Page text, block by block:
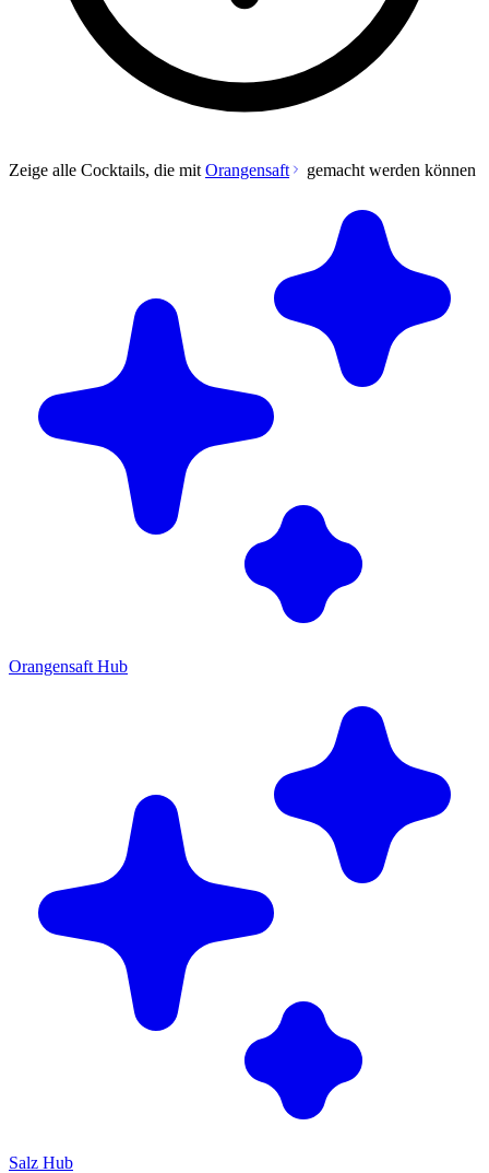
Zeige alle Cocktails, die mit Orangensaft gemacht werden können
Orangensaft Hub
Salz Hub